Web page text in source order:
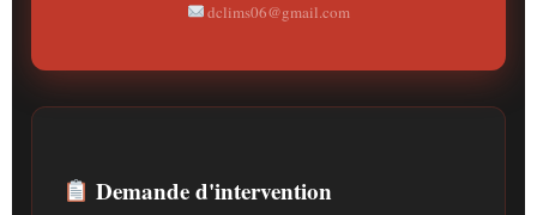
dclims06@gmail.com
Demande d'intervention